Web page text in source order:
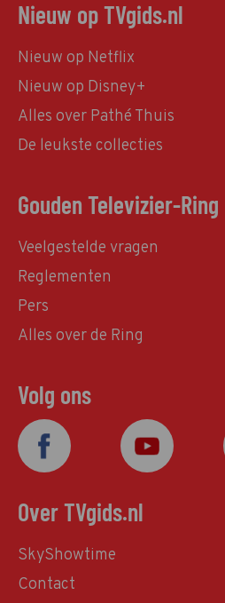
Nieuw op TVgids.nl
Nieuw op Netflix
Nieuw op Disney+
Alles over Pathé Thuis
De leukste collecties
Gouden Televizier-Ring
Veelgestelde vragen
Reglementen
Pers
Alles over de Ring
Volg ons
Over TVgids.nl
SkyShowtime
Contact